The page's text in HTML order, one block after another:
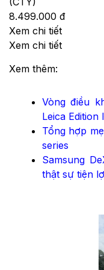
8.499.000 đ
Xem chi tiết
Xem chi tiết
Xem thêm:
Vòng điều
Leica Edition
Tổng hợp
series
Samsung
thật sự tiện